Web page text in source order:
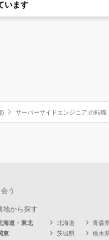
います
) サーバーサイドエンジニア.の転職
う
地から探す
海道・東北 北海道 青森
東
茨城県 栃木